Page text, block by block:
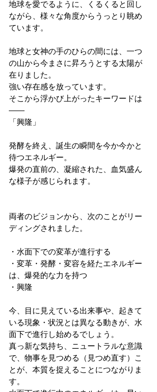
地球を愛でるように、くるくると回し
ながら、様々な角度からうっとり眺め
ています。
地球と女神の手のひらの間には、一つ
の山から今まさに昇ろうとする太陽が
在りました。
強い存在感を放っています。
そこから浮かび上がったキーワードは
――
「興隆」
発酵を終え、誕生の瞬間を今か今かと
待つエネルギー。
爆発の直前の、凝縮された、血気盛ん
な様子が感じられます。
両者のビジョンから、次のことがリー
ディングされました。
・水面下での変革が進行する
・変革・発酵・変容を経たエネルギー
は、爆発的な力を持つ
・興隆
今、目に見えている出来事や、起きて
いる現象・状況とは異なる動きが、水
面下で進行し始めるでしょう。
真っ新な気持ち、ニュートラルな意識
で、物事を見つめる（見つめ直す）こ
とが、本質を捉えることにつながりま
す。